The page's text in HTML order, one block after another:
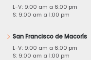
L-V: 9:00 am a 6:00 pm
S: 9:00 am a 1:00 pm
San Francisco de Macorís
L-V: 9:00 am a 6:00 pm
S: 9:00 am a 1:00 pm